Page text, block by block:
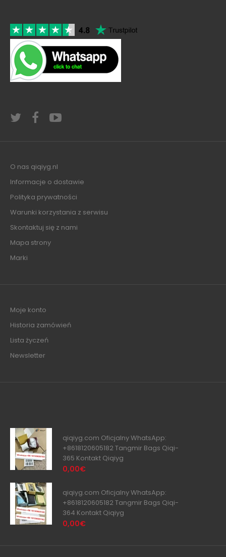
O nas qiqiyg.nl
Informacje o dostawie
Polityka prywatności
Warunki korzystania z serwisu
Skontaktuj się z nami
Mapa strony
Marki
Moje konto
Historia zamówień
Lista życzeń
Newsletter
qiqiyg.com Oficjalny WhatsApp:
+8618120605182 Tangmir Bags Qiqi-
365 Kontakt Qiqiyg
0,00€
qiqiyg.com Oficjalny WhatsApp:
+8618120605182 Tangmir Bags Qiqi-
364 Kontakt Qiqiyg
0,00€